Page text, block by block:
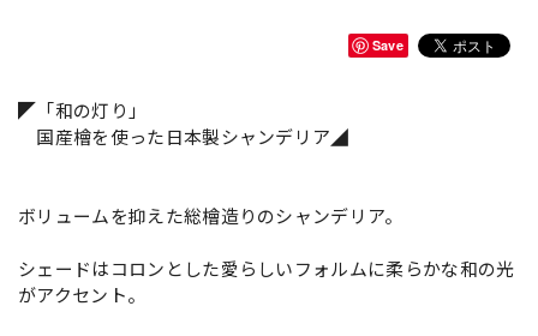
Save
◤「和の灯り」
国産檜を使った日本製シャンデリア◢
ボリュームを抑えた総檜造りのシャンデリア。
シェードはコロンとした愛らしいフォルムに柔らかな和の光
がアクセント。